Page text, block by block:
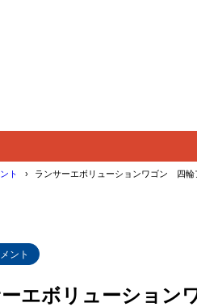
ト ランサーエボリューションワゴン 四輪
ント
エボリューション